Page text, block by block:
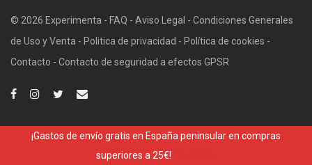
© 2026 Experimenta - FAQ - Aviso Legal - Condiciones Generales
de Uso y Venta - Politica de privacidad - Política de cookies -
Contacto - Contacto de seguridad a efectos GPSR
¡Gastos de envío gratis en España peninsular en compras
superiores a 25€!